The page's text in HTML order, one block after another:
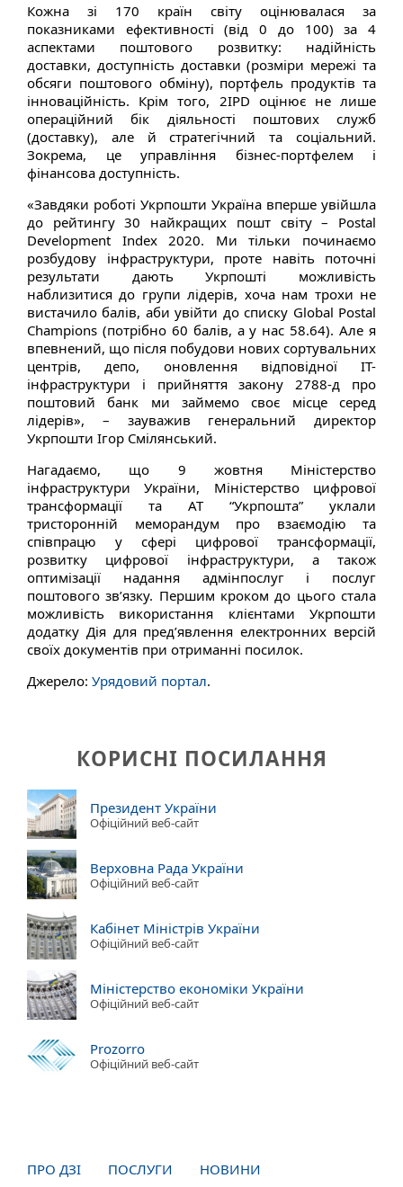
Кожна зі 170 країн світу оцінювалася за
показниками ефективності (від 0 до 100) за 4
аспектами поштового розвитку: надійність
доставки, доступність доставки (розміри мережі та
обсяги поштового обміну), портфель продуктів та
інноваційність. Крім того, 2IPD оцінює не лише
операційний бік діяльності поштових служб
(доставку), але й стратегічний та соціальний.
Зокрема, це управління бізнес-портфелем і
фінансова доступність.
«Завдяки роботі Укрпошти Україна вперше увійшла
до рейтингу 30 найкращих пошт світу – Postal
Development Index 2020. Ми тільки починаємо
розбудову інфраструктури, проте навіть поточні
результати дають Укрпошті можливість
наблизитися до групи лідерів, хоча нам трохи не
вистачило балів, аби увійти до списку Global Postal
Champions (потрібно 60 балів, а у нас 58.64). Але я
впевнений, що після побудови нових сортувальних
центрів, депо, оновлення відповідної ІТ-
інфраструктури і прийняття закону 2788-д про
поштовий банк ми займемо своє місце серед
лідерів», – зауважив генеральний директор
Укрпошти Ігор Смілянський.
Нагадаємо, що 9 жовтня Міністерство
інфраструктури України, Міністерство цифрової
трансформації та АТ “Укрпошта” уклали
тристоронній меморандум про взаємодію та
співпрацю у сфері цифрової трансформації,
розвитку цифрової інфраструктури, а також
оптимізації надання адмінпослуг і послуг
поштового зв’язку. Першим кроком до цього стала
можливість використання клієнтами Укрпошти
додатку Дія для пред’явлення електронних версій
своїх документів при отриманні посилок.
Джерело: Урядовий портал.
КОРИСНІ ПОСИЛАННЯ
Президент України
Офіційний веб-сайт
Верховна Рада України
Офіційний веб-сайт
Кабінет Міністрів України
Офіційний веб-сайт
Міністерство економіки України
Офіційний веб-сайт
Prozorro
Офіційний веб-сайт
ПРО ДЗІ ПОСЛУГИ НОВИНИ